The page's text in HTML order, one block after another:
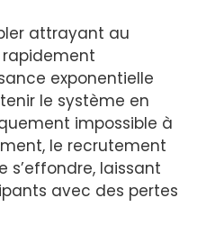
attrayant au
exponentielle
le système en
impossible à
le recrutement
s’effondre, laissant
avec des pertes